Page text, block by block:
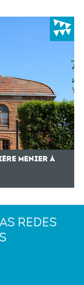
MENIER À
REDES